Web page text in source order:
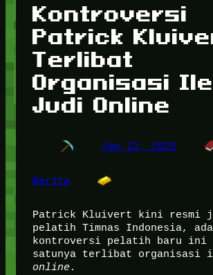
Kontroversi
Patrick
Terlibat
Organisasi
Judi Online
Jan 12, 2025
Berita
Patrick Kluivert kini resmi
pelatih Timnas Indonesia,
kontroversi pelatih baru ini
satunya terlibat organisasi
online.